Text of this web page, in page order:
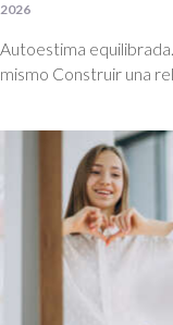
2026
Autoestima
mismo Construir una